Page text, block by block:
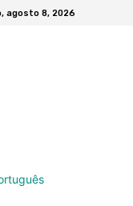
agosto 8, 2026